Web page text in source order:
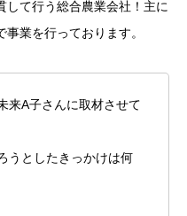
して行う総合農業会社！主に
業を行っております。
来A子さんに取材させて
うとしたきっかけは何